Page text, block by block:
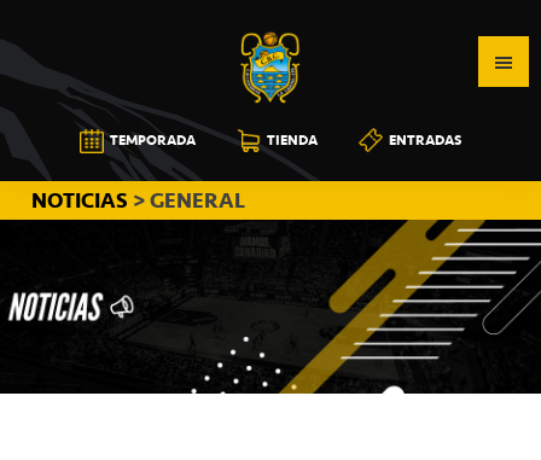
a
la
navegación
principal
al
contenido
principal
a
la
barra
lateral
principal
CB
CANARIAS
TEMPORADA TIENDA ENTRADAS
NOTICIAS > GENERAL